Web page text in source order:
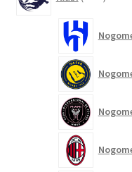
izdelkov